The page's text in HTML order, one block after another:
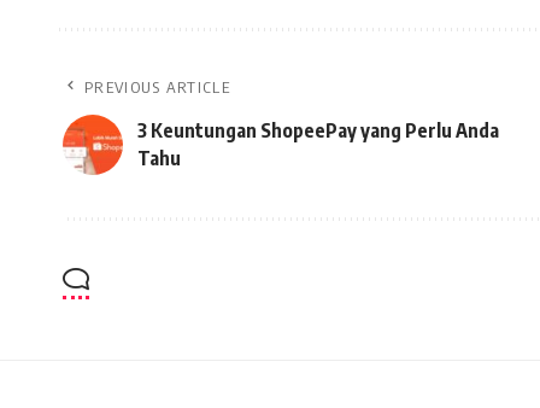
PREVIOUS ARTICLE
3 Keuntungan ShopeePay yang Perlu Anda
Tahu